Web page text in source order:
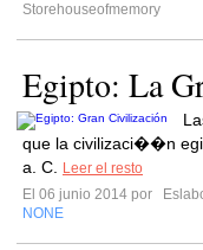
Storehouseofmemory
Egipto: La
que la civilizaci��n
a. C.
Leer el resto
El 06 junio 2014 por
NONE